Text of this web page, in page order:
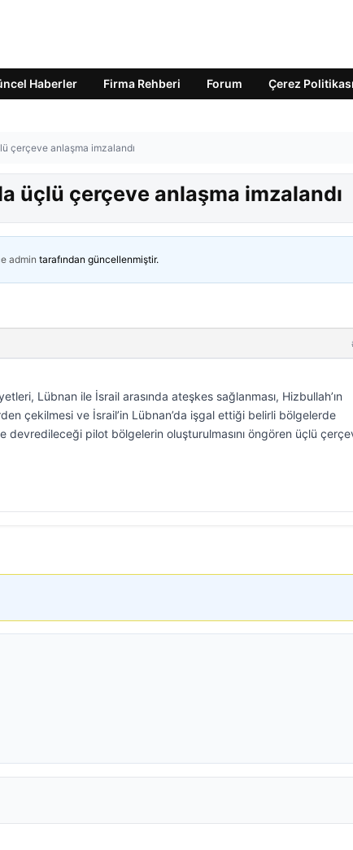
Haberler Firma Rehberi Forum Çerez Politikası
çerçeve anlaşma imzalandı
üçlü çerçeve anlaşma imzalandı
admin tarafından güncellenmiştir.
Lübnan ile İsrail arasında ateşkes sağlanması, Hizbullah’ın
çekilmesi ve İsrail’in Lübnan’da işgal ettiği belirli bölgelerde
devredileceği pilot bölgelerin oluşturulmasını öngören üçlü